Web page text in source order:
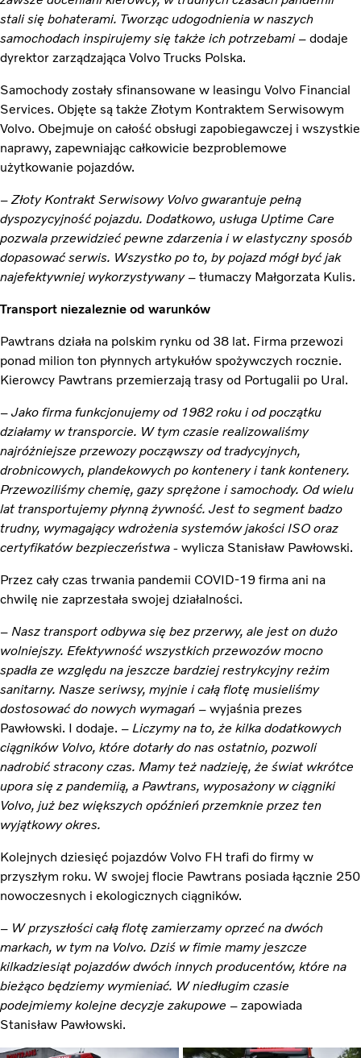
stali się bohaterami. Tworząc udogodnienia w naszych
samochodach inspirujemy się także ich potrzebami– dodaje
dyrektor zarządzająca Volvo Trucks Polska.
Samochody zostały sfinansowane w leasingu Volvo Financial
Services. Objęte są także Złotym Kontraktem Serwisowym
Volvo. Obejmuje on całość obsługi zapobiegawczej i wszystkie
naprawy, zapewniając całkowicie bezproblemowe
użytkowanie pojazdów.
–Złoty Kontrakt Serwisowy Volvo gwarantuje pełną
dyspozycyjność pojazdu. Dodatkowo, usługa Uptime Care
pozwala przewidzieć pewne zdarzenia i w elastyczny sposób
dopasować serwis. Wszystko po to, by pojazd mógł być jak
najefektywniej wykorzystywany– tłumaczy Małgorzata Kulis.
Transport niezaleznie od warunków
Pawtrans działa na polskim rynku od 38 lat. Firma przewozi
ponad milion ton płynnych artykułów spożywczych rocznie.
Kierowcy Pawtrans przemierzają trasy od Portugalii po Ural.
– Jako firma funkcjonujemy od 1982 roku i od początku
działamy w transporcie. W tym czasie realizowaliśmy
najróżniejsze przewozy począwszy od tradycyjnych,
drobnicowych, plandekowych po kontenery i tank kontenery.
Przewoziliśmy chemię, gazy sprężone i samochody. Od wielu
lat transportujemy płynną żywność. Jest to segment badzo
trudny, wymagający wdrożenia systemów jakości ISO oraz
certyfikatów bezpieczeństwa - wylicza Stanisław Pawłowski.
Przez cały czas trwania pandemii COVID-19 firma ani na
chwilę nie zaprzestała swojej działalności.
– Nasz transport odbywa się bez przerwy, ale jest on dużo
wolniejszy. Efektywność wszystkich przewozów mocno
spadła ze względu na jeszcze bardziej restrykcyjny reżim
sanitarny. Nasze seriwsy, myjnie i całą flotę musieliśmy
dostosować do nowych wymagań – wyjaśnia prezes
Pawłowski. I dodaje. – Liczymy na to, że kilka dodatkowych
ciągników Volvo, które dotarły do nas ostatnio, pozwoli
nadrobić stracony czas. Mamy też nadzieję, że świat wkrótce
upora się z pandemiią, a Pawtrans, wyposażony w ciągniki
Volvo, już bez większych opóźnień przemknie przez ten
wyjątkowy okres.
Kolejnych dziesięć pojazdów Volvo FH trafi do firmy w
przyszłym roku. W swojej flocie Pawtrans posiada łącznie 250
nowoczesnych i ekologicznych ciągników.
– W przyszłości całą flotę zamierzamy oprzeć na dwóch
markach, w tym na Volvo. Dziś w fimie mamy jeszcze
kilkadziesiąt pojazdów dwóch innych producentów, które na
bieżąco będziemy wymieniać. W niedługim czasie
podejmiemy kolejne decyzje zakupowe – zapowiada
Stanisław Pawłowski.